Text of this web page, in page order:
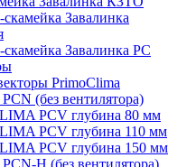
скамейка Завалинка
скамейка Завалинка РС
PrimoClima
(без вентилятора)
PCV глубина 80 мм
PCV глубина 110 мм
PCV глубина 150 мм
H (без вентилятора)